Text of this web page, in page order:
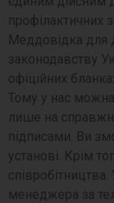
профілактичних
Меддовідка для
законодавству
офіційних
Тому у нас
лише на
підписами. Ви
установі. Крім
менеджера за